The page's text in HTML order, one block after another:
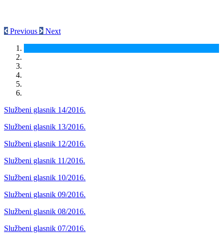
Previous Next
Službeni glasnik 14/2016.
Službeni glasnik 13/2016.
Službeni glasnik 12/2016.
Službeni glasnik 11/2016.
Službeni glasnik 10/2016.
Službeni glasnik 09/2016.
Službeni glasnik 08/2016.
Službeni glasnik 07/2016.